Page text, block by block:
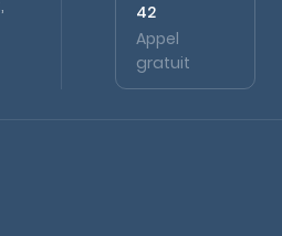
42
Appel
gratuit